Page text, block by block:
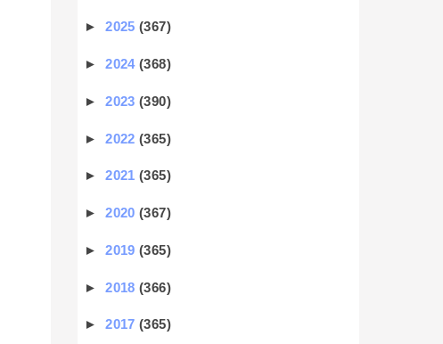
►2025(367)
►2024(368)
►2023(390)
►2022(365)
►2021(365)
►2020(367)
►2019(365)
►2018(366)
►2017(365)